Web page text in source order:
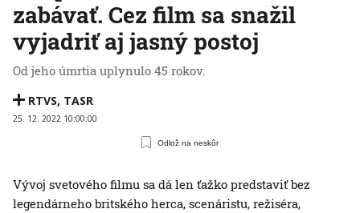
zabávať. Cez film sa snažil
vyjadriť aj jasný postoj
Od jeho úmrtia uplynulo 45 rokov.
RTVS, TASR
25. 12. 2022 10:00:00
Odlož na neskôr
Vývoj svetového filmu sa dá len ťažko predstaviť bez
legendárneho britského herca, scenáristu, režiséra,